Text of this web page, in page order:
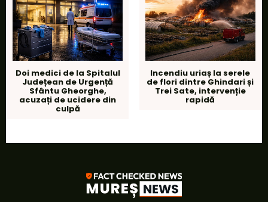
Doi medici de la Spitalul
Județean de Urgență
Sfântu Gheorghe,
acuzați de ucidere din
culpă
Incendiu uriaș la serele
de flori dintre Ghindari și
Trei Sate, intervenție
rapidă